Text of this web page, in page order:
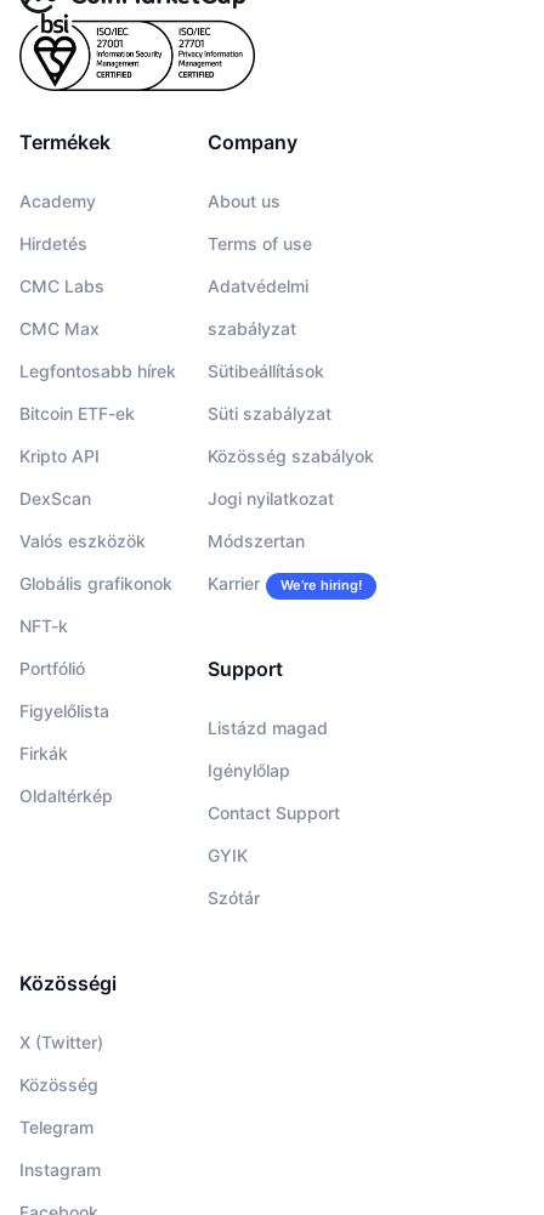
Termékek
Academy
Hirdetés
CMC Labs
CMC Max
Legfontosabb hírek
Bitcoin ETF-ek
Kripto API
DexScan
Valós eszközök
Globális grafikonok
NFT-k
Portfólió
Figyelőlista
Firkák
Oldaltérkép
Company
About us
Terms of use
Adatvédelmi
szabályzat
Sütibeállítások
Süti szabályzat
Közösség szabályok
Jogi nyilatkozat
Módszertan
Karrier We’re hiring!
Support
Listázd magad
Igénylőlap
Contact Support
GYIK
Szótár
Közösségi
X (Twitter)
Közösség
Telegram
Instagram